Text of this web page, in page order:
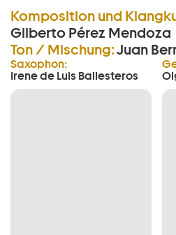
Komposition und
Gilberto Pérez Mendoza
Ton / Mischung:Juan
Saxophon:
Irene de Luis Ballesteros